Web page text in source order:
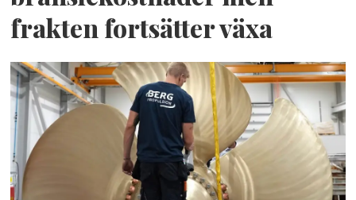
frakten fortsätter växa